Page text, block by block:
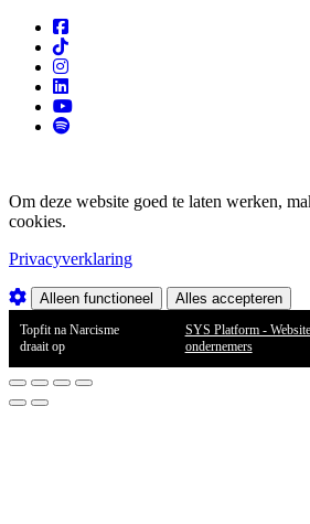
Om deze website goed te laten werken,
cookies.
Privacyverklaring
Alleen functioneel Alles accepteren
Topfit na Narcisme
draait op
SYS Platform -
ondernemers